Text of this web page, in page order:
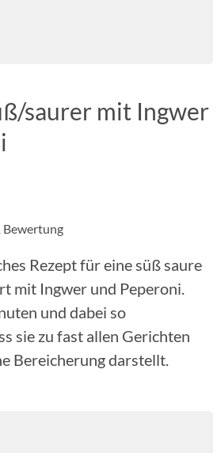
saurer mit Ingwer
Bewertung
Rezept für eine süß saure
mit Ingwer und Peperoni.
und dabei so
sie zu fast allen Gerichten
Bereicherung darstellt.